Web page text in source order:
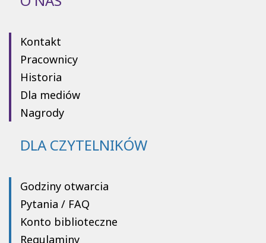
Kontakt
Pracownicy
Historia
Dla mediów
Nagrody
DLA CZYTELNIKÓW
Godziny otwarcia
Pytania / FAQ
Konto biblioteczne
Regulaminy